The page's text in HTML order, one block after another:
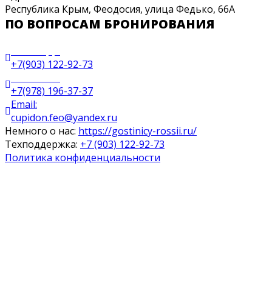
Республика Крым, Феодосия, улица Федько, 66А
ПО ВОПРОСАМ БРОНИРОВАНИЯ
+7(903) 122-92-73
+7(978) 196-37-37
Email:
cupidon.feo@yandex.ru
Немного о нас: https://gostinicy-rossii.ru/
Техподдержка: +7 (903) 122-92-73
Политика конфиденциальности